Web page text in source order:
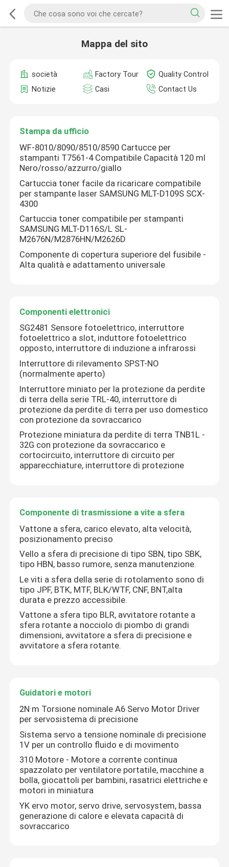
Mappa del sito
società Factory Tour
Quality Control
Notizie
Casi Contact Us
Stampa da ufficio
WF-8010/8090/8510/8590 Cartucce per
stampanti T7561-4 Compatibile Capacità 120 ml
Nero/rosso/azzurro/giallo
Cartuccia toner facile da ricaricare compatibile
per stampante laser SAMSUNG MLT-D109S SCX-
4300
Cartuccia toner compatibile per stampanti
SAMSUNG MLT-D116S/L SL-
M2676N/M2876HN/M2626D
Componente di copertura superiore del fusibile -
Alta qualità e adattamento universale
Componenti elettronici
SG2481 Sensore fotoelettrico, interruttore
fotoelettrico a slot, induttore fotoelettrico
opposto, interruttore di induzione a infrarossi
Interruttore di rilevamento SPST-NO
(normalmente aperto)
Interruttore miniato per la protezione da perdite
di terra della serie TRL-40, interruttore di
protezione da perdite di terra per uso domestico
con protezione da sovraccarico
Protezione miniatura da perdite di terra TNB1L -
32G con protezione da sovraccarico e
cortocircuito, interruttore di circuito per
apparecchiature, interruttore di protezione
Componente di trasmissione a vite a sfera
Vattone a sfera, carico elevato, alta velocità,
posizionamento preciso
Vello a sfera di precisione di tipo SBN, tipo SBK,
tipo HBN, basso rumore, senza manutenzione.
Le viti a sfera della serie di rotolamento sono di
tipo JPF, BTK, MTF, BLK/WTF, CNF, BNT,alta
durata e prezzo accessibile.
Vattone a sfera tipo BLR, avvitatore rotante a
sfera rotante a nocciolo di piombo di grandi
dimensioni, avvitatore a sfera di precisione e
avvitatore a sfera rotante.
Guidatori e motori
2N·m Torsione nominale A6 Servo Motor Driver
per servosistema di precisione
Sistema servo a tensione nominale di precisione
1V per un controllo fluido e di movimento
310 Motore - Motore a corrente continua
spazzolato per ventilatore portatile, macchine a
bolla, giocattoli per bambini, rasatrici elettriche e
motori in miniatura
YK ervo motor, servo drive, servosystem, bassa
generazione di calore e elevata capacità di
sovraccarico